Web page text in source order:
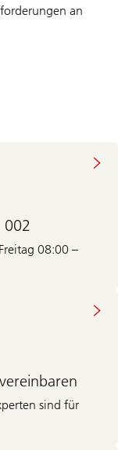
an
002
08:00 –
sind für